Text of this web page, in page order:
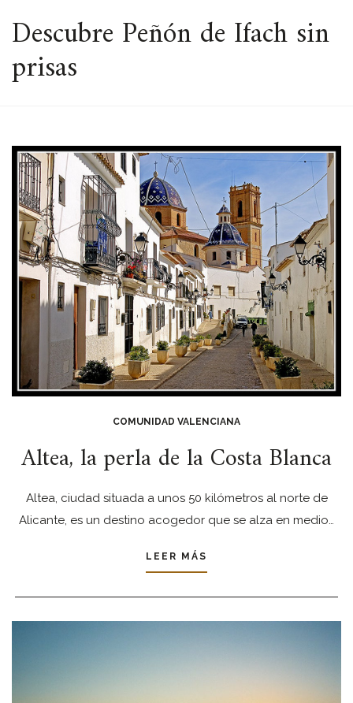
ESPACIO
Descubre Peñón de Ifach sin
prisas
COMUNIDAD VALENCIANA
Altea, la perla de la Costa Blanca
Altea, ciudad situada a unos 50 kilómetros al norte de
Alicante, es un destino acogedor que se alza en medio…
LEER MÁS